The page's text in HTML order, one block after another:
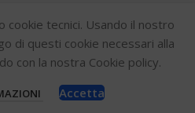
cookie tecnici. Usando il nostro
di questi cookie necessari alla
con la nostra Cookie policy.
Accetta